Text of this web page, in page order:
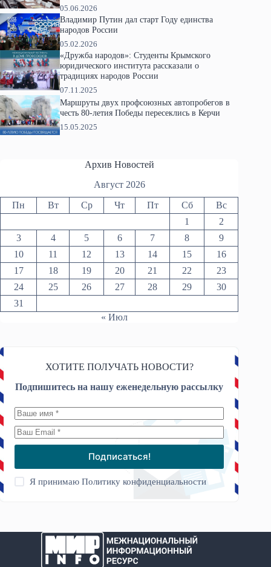
05.06.2026
Владимир Путин дал старт Году единства
народов России
05.02.2026
«Дружба народов»: Студенты Крымского
юридического института рассказали о
традициях народов России
07.11.2025
Маршруты двух профсоюзных автопробегов в
честь 80-летия Победы пересеклись в Керчи
15.05.2025
Архив Новостей
Август 2026
Пн Вт Ср Чт Пт Сб
Вс
1
2
3
4 5 6 7 8
9
10
11 12 13 14 15
16
17
18 19 20 21 22
23
24
25 26 27 28 29
30
31
« Июл
ХОТИТЕ ПОЛУЧАТЬ НОВОСТИ?
Подпишитесь на нашу еженедельную рассылку
Подписаться!
Я принимаюПолитику конфиденциальности